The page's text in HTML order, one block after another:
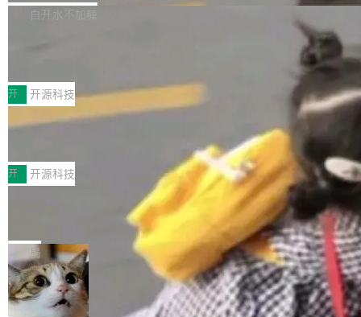
个主 agent 循环，外加一组后台 agent。这些后
库，并将作为transport接入Mooncake TENT。
MPComm将作为一种传输引擎接入Mooncake T
ENT，实现零拷贝传输性能提升30%、非零拷贝
传输性能最高提升5倍。UCL-MPComm底层基
于自研UCL-Engine通信引擎，后续腾讯网平将
持续开源更多基于UCL-Engine的高性能通信组
件。 腾讯网平团队在UCL-MPComm中实现了一
个独立于业务线程的全局通信引擎（Engine），
白开水不加糖
型案例入选名单》，深信服“面向企业研发场景的
开源 AI 编程平台 CoStrict 应用”凭借卓越的技术
创新与落地成效成功入选。 全链路私有化部署，
助力企业AI研发安全落地 当前，越来越多企业已
经开始引入 AI Coding 工具，通过调用公有云模
型或企业内部部署模型提升研发效率。但随着 AI
Coding 从个人辅助工具逐步走向团队级、组织
级应用，企业在规模化落地过程中，对安全性、
可控性和代码质量提出了更高要求。 首先是数据
安全与合规要求。对于大多数普通研发场景，公
有云模型能够满足快速试用和效率提升的需求。
但对于金融、能源、医疗等对数据安全要求较...
开 开源科技
深信服AI算力网关入选工信部人工智能
前不久，工业和信息化部正式发布《2025年人工
智能应用典型案例名单》，集中展示人工智能在
各领域的应用成果，覆盖技术底座、行业赋能、
产品应用、支撑保障、专题等五大方向。深信服
AI算力网关（AI创新平台）成功入选！ 随着各行
各业的Agent走向规模化建设，算力构成形态逐
渐丰富，用户关注的重点也在发生变化：不只是
让AI用起来，还要进一步看清混合算力时代下，
Token花在哪里、算力是否被充分利用，以及持
开 开源科技
Jeff Dean 离开 Google：一个时代的结
束，一个实验室的开始
Google 员工编号 20。MapReduce 作者之一。
Bigtable 作者之一。TensorFlow 的作者之一。
Gemini 的架构师。Google 首席科学家。 Jeff D
ean 在 Google 工作了 27 年后，宣布离职。 他
不是一个人走。一同离开的还有 Sanjay Ghema
局
🔥 SolonCode v2026.8.4 发布：界面
字体可调、22 种语言、记忆搜索增强
打开终端就能上岗的全中文编码智能体，这一轮